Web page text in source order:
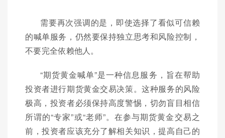
需要再次强调的是，即使选择了看似可信赖
的喊单服务，仍然要保持独立思考和风险控制，
不要完全依赖他人。
“期货黄金喊单”是一种信息服务，旨在帮助
投资者进行期货黄金交易决策。这种服务的风险
极高，投资者必须保持高度警惕，切勿盲目相信
所谓的“专家”或“老师”。在参与期货黄金交易之
前，投资者应该充分了解相关知识，提高自己的